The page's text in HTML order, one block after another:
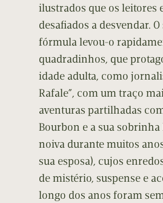
ilustrados que os leitores
desafiados a desvendar.
fórmula levou-o
quadradinhos, que
idade adulta, como
Rafale”, com um traço
aventuras partilhadas
Bourbon e a sua sobrinha
noiva durante muitos
sua esposa), cujos
de mistério, suspense e
longo dos anos foram